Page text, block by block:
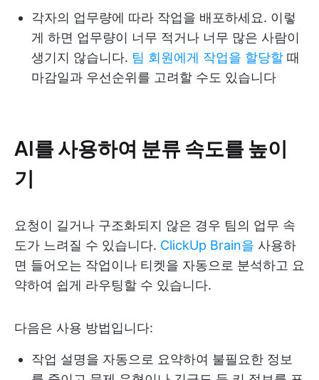
각자의 업무량에 따라 작업을 배포하세요. 이렇
게 하면 업무량이 너무 적거나 너무 많은 사람이
생기지 않습니다. 팀 회원에게 작업을 할당할 때
마감일과 우선순위를 고려할 수도 있습니다
AI를 사용하여 분류 속도를 높이
기
요청이 길거나 구조화되지 않은 경우 팀의 업무 속
도가 느려질 수 있습니다. ClickUp Brain을 사용하
면 들어오는 작업이나 티켓을 자동으로 분석하고 요
약하여 쉽게 라우팅할 수 있습니다.
다음은 사용 방법입니다:
작업 설명을 자동으로 요약하여 불필요한 정보